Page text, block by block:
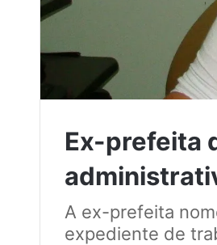
Ex-prefeita
A ex-prefeita
expediente de